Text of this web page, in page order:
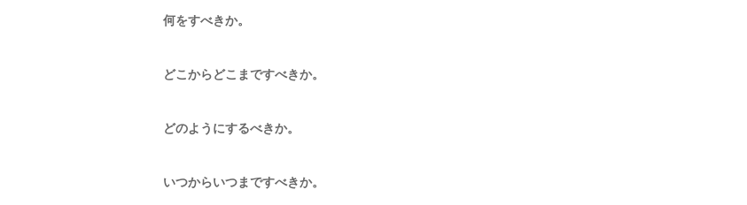
何をすべきか。
どこからどこまですべきか。
どのようにするべきか。
いつからいつまですべきか。